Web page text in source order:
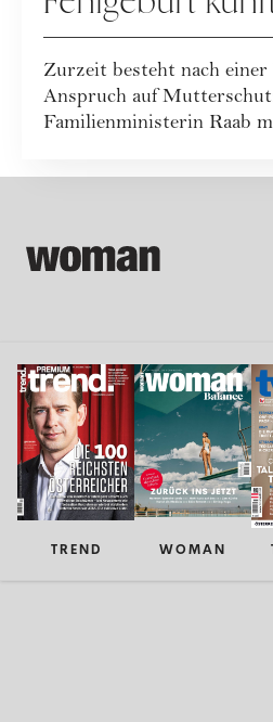
geholfen
Zurzeit besteht nach
Anspruch auf
Familienministerin Raab
TREND WOMAN